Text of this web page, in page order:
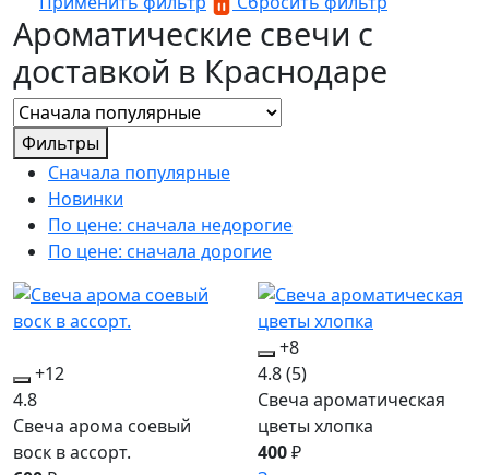
Ароматические свечи с
доставкой в Краснодаре
Фильтры
Сначала популярные
Новинки
По цене: сначала недорогие
По цене: сначала дорогие
+12
4.8
Свеча арома соевый
воск в ассорт.
+8
4.8(5)
Свеча ароматическая
цветы хлопка
400₽